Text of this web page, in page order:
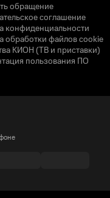
обращение
соглашение
конфиденциальности
обработки файлов cookie
КИОН (ТВ и приставки)
пользования ПО